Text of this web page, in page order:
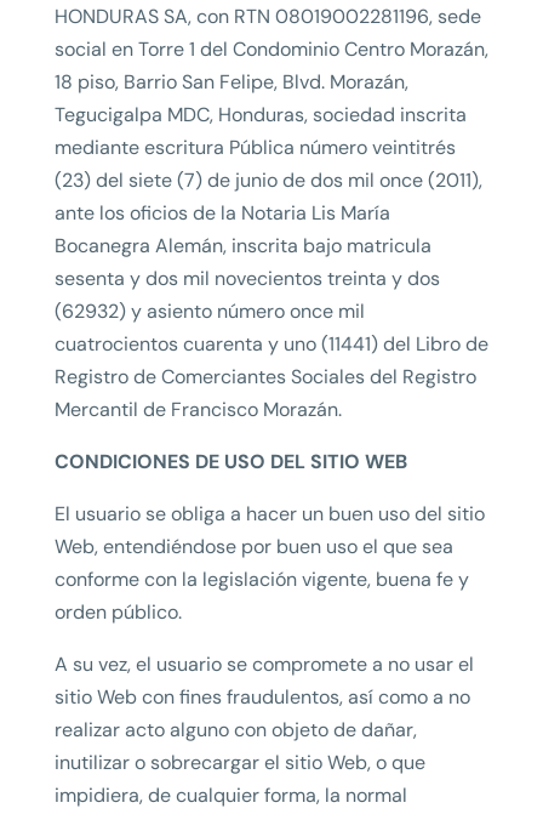
HONDURAS SA, con RTN 08019002281196, sede
social en Torre 1 del Condominio Centro Morazán,
18 piso, Barrio San Felipe, Blvd. Morazán,
Tegucigalpa MDC, Honduras, sociedad inscrita
mediante escritura Pública número veintitrés
(23) del siete (7) de junio de dos mil once (2011),
ante los oficios de la Notaria Lis María
Bocanegra Alemán, inscrita bajo matricula
sesenta y dos mil novecientos treinta y dos
(62932) y asiento número once mil
cuatrocientos cuarenta y uno (11441) del Libro de
Registro de Comerciantes Sociales del Registro
Mercantil de Francisco Morazán.
CONDICIONES DE USO DEL SITIO WEB
El usuario se obliga a hacer un buen uso del sitio
Web, entendiéndose por buen uso el que sea
conforme con la legislación vigente, buena fe y
orden público.
A su vez, el usuario se compromete a no usar el
sitio Web con fines fraudulentos, así como a no
realizar acto alguno con objeto de dañar,
inutilizar o sobrecargar el sitio Web, o que
impidiera, de cualquier forma, la normal